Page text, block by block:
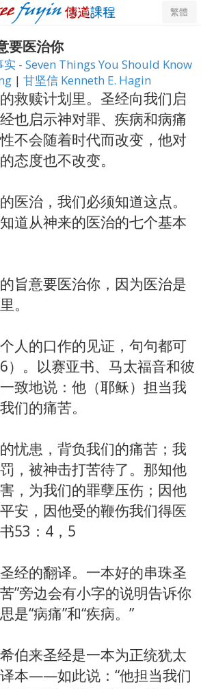
繁體
要医治你
- Seven Things You Should Know
| 甘坚信 Kenneth E. Hagin
救赎计划里。圣经向我们启
也启示神对罪、疾病和病痛
不会随着时代而改变，他对
态度也不改变。
医治，我们必须知道这点。
道从神来的医治的七个基本
旨意要医治你，因为医治是
。
人的口作的见证，句句都可
）。以赛亚书、马太福音和彼
致地说：他（耶稣）担当我
们的痛苦。
忧患，背负我们的痛苦；我
，被神击打苦待了。那知他
，为我们的罪孽压伤；因他
安，因他受的鞭伤我们得医
53：4，5
经的翻译。一本好的串珠圣
”旁边会有小字的说明告诉你
是“病痛”和“疾病。”
伯来圣经是一本为正统犹太
本——如此说：“他担当我们